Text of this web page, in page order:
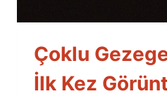
Çoklu
İlk Kez